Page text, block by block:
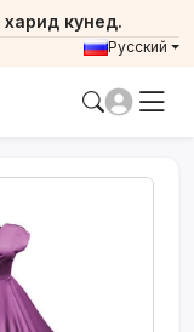
кунед.
Русский